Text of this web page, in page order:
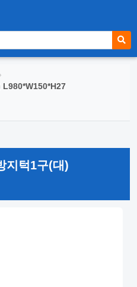
›
L980*W150*H27
지턱1구(대)